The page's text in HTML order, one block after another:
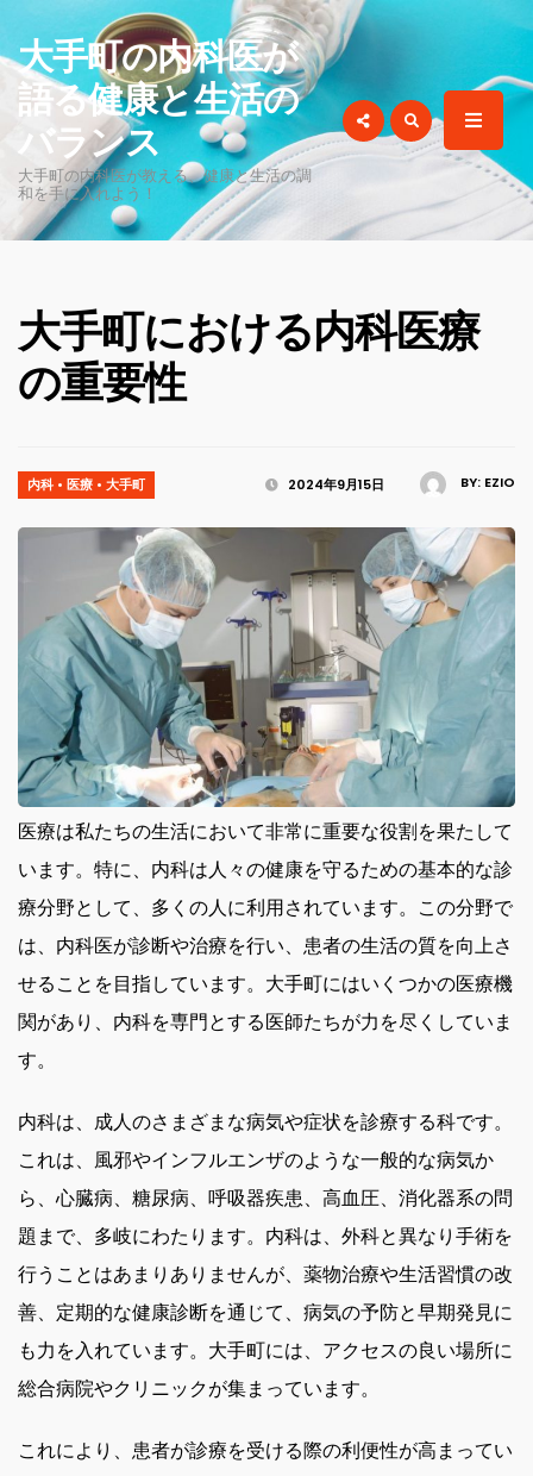
for:
大手町の内科医が
語る健康と生活の
バランス
大手町の内科医が教える、健康と生活の調
和を手に入れよう！
大手町における内科医療
の重要性
BY: EZIO
2024年9月15日
内科 • 医療 • 大手町
医療は私たちの生活において非常に重要な役割を果たして
います。 特に、内科は人々の健康を守るための基本的な診
療分野として、多くの人に利用されています。この分野で
は、内科医が診断や治療を行い、患者の生活の質を向上さ
せることを目指しています。大手町にはいくつかの医療機
関があり、内科を専門とする医師たちが力を尽くしていま
す。
内科は、成人のさまざまな病気や症状を診療する科です。
これは、風邪やインフルエンザのような一般的な病気か
ら、心臓病、糖尿病、呼吸器疾患、高血圧、消化器系の問
題まで、多岐にわたります。内科は、外科と異なり手術を
行うことはあまりありませんが、薬物治療や生活習慣の改
善、定期的な健康診断を通じて、病気の予防と早期発見に
も力を入れています。大手町には、アクセスの良い場所に
総合病院やクリニックが集まっています。
これにより、患者が診療を受ける際の利便性が高まってい